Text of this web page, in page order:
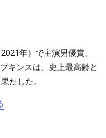
年）で主演男優賞、
キンスは、史上最高齢と
たした。